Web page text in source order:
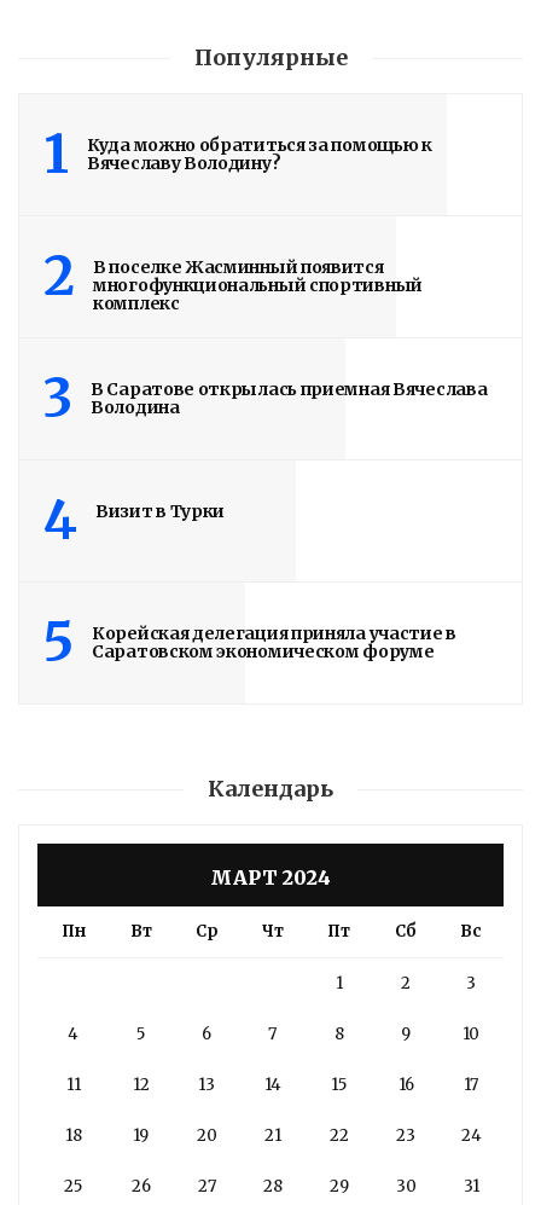
Популярные
1
Куда можно обратиться за помощью к
Вячеславу Володину?
2
В поселке Жасминный появится
многофункциональный спортивный
комплекс
3
В Саратове открылась приемная Вячеслава
Володина
4 Визит в Турки
5
Корейская делегация приняла участие в
Саратовском экономическом форуме
Календарь
МАРТ 2024
Пн Вт Ср Чт Пт Сб Вс
1 2 3
4 5 6 7 8 9 10
11 12 13 14 15 16 17
18 19 20 21 22 23 24
25 26 27 28 29 30 31